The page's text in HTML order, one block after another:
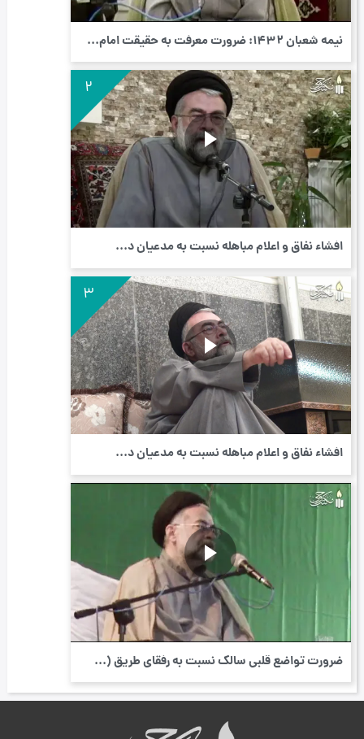
نیمه شعبان 1432: ضرورت معرفت به حقیقت امام...
2
افشاء نفاق و اعلام مباهله نسبت به مدعیان د...
3
افشاء نفاق و اعلام مباهله نسبت به مدعیان د...
ضرورت تواضع قلبی سالک نسبت به رفقای طریق (...